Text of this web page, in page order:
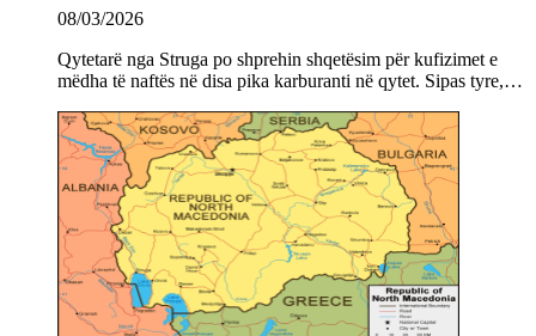
08/03/2026
Qytetarë nga Struga po shprehin shqetësim për kufizimet e
mëdha të naftës në disa pika karburanti në qytet. Sipas tyre,…